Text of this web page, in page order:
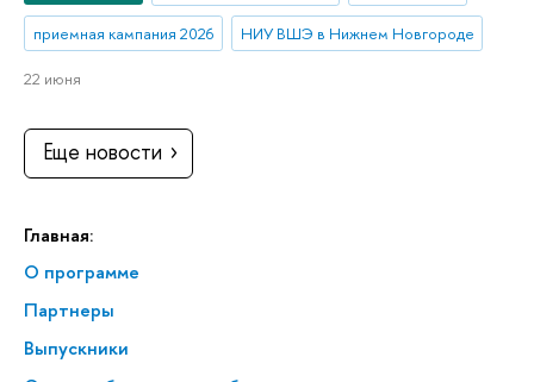
Главная:
О программе
Партнеры
Выпускники
приемная кампания 2026 НИУ ВШЭ в Нижнем Новгороде
22 июня
Еще новости